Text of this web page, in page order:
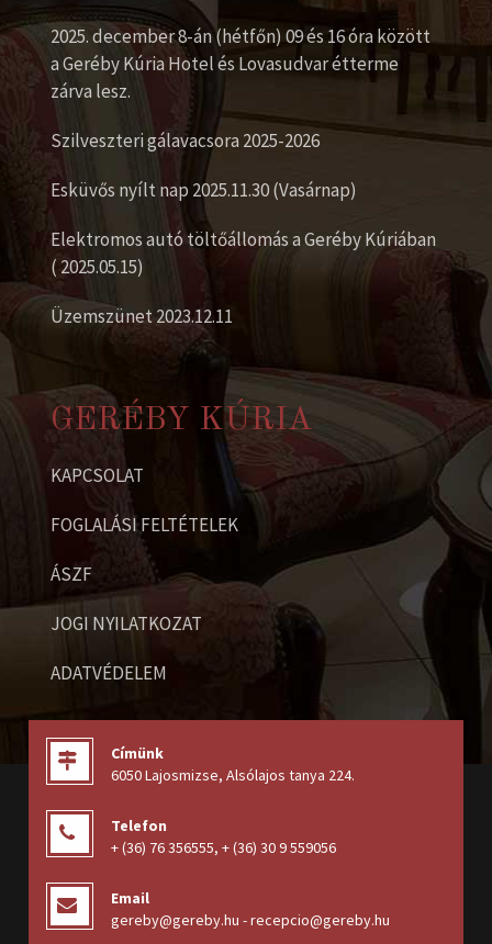
2025. december 8-án (hétfőn) 09 és 16 óra között
a Geréby Kúria Hotel és Lovasudvar étterme
zárva lesz.
Szilveszteri gálavacsora 2025-2026
Esküvős nyílt nap 2025.11.30 (Vasárnap)
Elektromos autó töltőállomás a Geréby Kúriában
( 2025.05.15)
Üzemszünet 2023.12.11
GERÉBY KÚRIA
KAPCSOLAT
FOGLALÁSI FELTÉTELEK
ÁSZF
JOGI NYILATKOZAT
ADATVÉDELEM
Címünk
6050 Lajosmizse, Alsólajos tanya 224.
Telefon
+ (36) 76 356555, + (36) 30 9 559056
Email
gereby@gereby.hu - recepcio@gereby.hu